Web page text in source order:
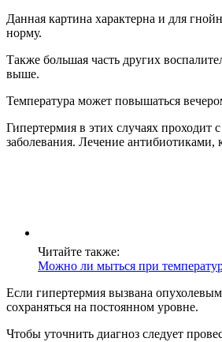
Данная картина характерна и для
норму.
Также большая часть других
выше.
Температура может повышаться
Гипертермия в этих случаях проходит
заболевания. Лечение антибиотиками,
Читайте также:
Можно ли мыться при
Если гипертермия вызвана
сохраняться на постоянном уровне.
Чтобы уточнить диагноз следует